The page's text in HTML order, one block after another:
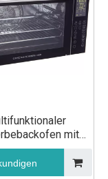
mit
Anzeige